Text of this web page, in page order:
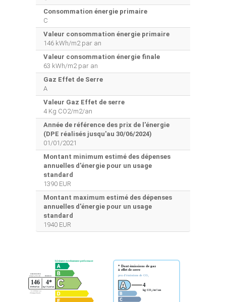
Consommation énergie primaire
C
Valeur consommation énergie primaire
146 kWh/m2 par an
Valeur consommation énergie finale
63 kWh/m2 par an
Gaz Effet de Serre
A
Valeur Gaz Effet de serre
4 Kg CO2/m2/an
Année de référence des prix de l'énergie
(DPE réalisés jusqu'au 30/06/2024)
01/01/2021
Montant minimum estimé des dépenses
annuelles d'énergie pour un usage
standard
1390 EUR
Montant maximum estimé des dépenses
annuelles d'énergie pour un usage
standard
1940 EUR